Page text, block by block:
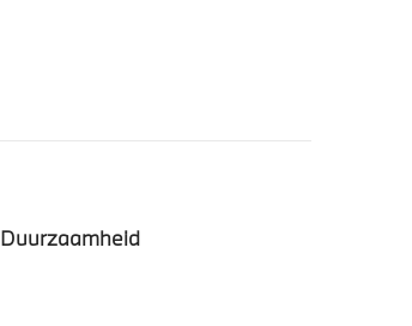
Duurzaamheid